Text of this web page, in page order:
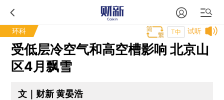
环科 试听
T中
受低层冷空气和高空槽影响 北京山
区4月飘雪
文｜财新 黄晏浩